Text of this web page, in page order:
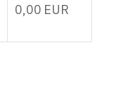
0,00 EUR